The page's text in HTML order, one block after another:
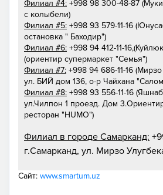
Филиал #4: +998 98 300-48-87
с колыбели)
Филиал #5: +998 93 579-11-16
остановка " Баходир")
Филиал #6: +998 94 412-11-
(ориентир супермаркет "Семья")
Филиал #7: +998 94 686-11-16
ул. БИЙ дом 136, о-р Чайхана
Филиал #8: +998 93 556-11-16
ул.Чилпон 1 проезд. Дом
ресторан "HUMO")
Филиал в городе Самарканд:
г.Самарканд, ул. Мирзо
Сайт: www.smartum.uz